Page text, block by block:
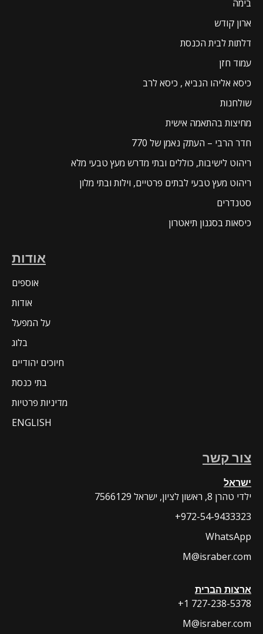
בימה
ארון קודש
דלתות לבית הכנסת
עמוד חזן
כיסא אליהו הנביא , כיסא לרב
שולחנות
מחיצות בהתאמה אישית
חדר הרבי – העתק נאמן של 770
ריהוט לישיבות, כוללים ובתי מדרש מעץ טבעי מלא
ריהוט מעץ טבעי לבתים פרטיים, וילות ובתי מלון
סטנדרים
כיסאות בסגנון תיאטרון
אודות
אוספים
אודות
על המפעל
בלוג
חיוכים יהודיים
בתי כנסת
מדיניות פרטיות
ENGLISH
צור קשר
ישראל
7566129 ילדי טהרן 8, ראשון לציון, ישראל
+972-54-9433323
WhatsApp
M@israber.com
ארצות הברית
+1 727-238-5378
M@israber.com